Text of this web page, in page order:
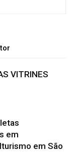
VITRINES
em
em São